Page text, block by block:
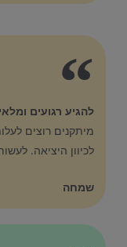
להגיע רגועים
מיתקנים רוצים
לכיוון היציאה.
שמחה